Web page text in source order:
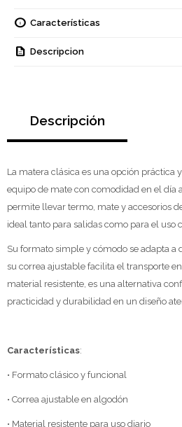
Características
Descripcion
Descripción
La matera clásica es una opción práctica
equipo de mate con comodidad en el día
permite llevar termo, mate y accesorios
ideal tanto para salidas como para el uso
Su formato simple y cómodo se adapta a
su correa ajustable facilita el transporte
material resistente, es una alternativa
practicidad y durabilidad en un diseño
Características:
• Formato clásico y funcional
• Correa ajustable en algodón
• Material resistente para uso diario